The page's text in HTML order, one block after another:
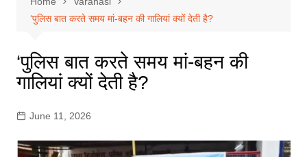
‘पुलिस बात करते समय मां-बहन की गालियां क्यों देती है?
‘पुलिस बात करते समय मां-बहन की
गालियां क्यों देती है?
June 11, 2026